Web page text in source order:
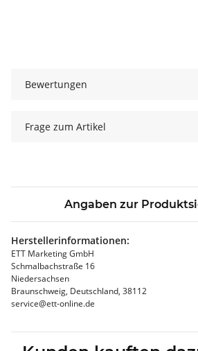
Bewertungen
Frage zum Artikel
Angaben zur
Herstellerinformationen:
ETT Marketing GmbH
Schmalbachstraße 16
Niedersachsen
Braunschweig, Deutschland, 38112
service@ett-online.de